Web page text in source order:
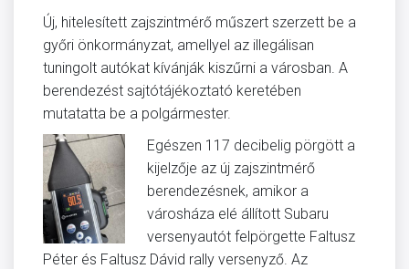
Új, hitelesített zajszintmérő műszert szerzett be a
győri önkormányzat, amellyel az illegálisan
tuningolt autókat kívánják kiszűrni a városban. A
berendezést sajtótájékoztató keretében
mutatatta be a polgármester.
Egészen 117 decibelig pörgött a
kijelzője az új zajszintmérő
berendezésnek, amikor a
városháza elé állított Subaru
versenyautót felpörgette Faltusz
Péter és Faltusz Dávid rally versenyző. Az